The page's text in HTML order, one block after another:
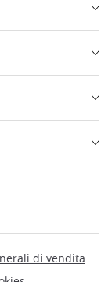
di vendita